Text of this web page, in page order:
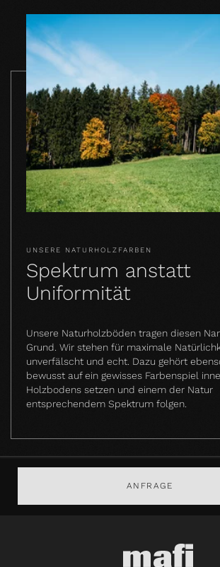
UNSERE NATURHOLZFARBEN
Spektrum anstatt
Uniformität
Unsere Naturholzböden tragen diesen
Grund. Wir stehen für maximale
unverfälscht und echt. Dazu gehört
bewusst auf ein gewisses Farbenspiel
Holzbodens setzen und einem der Natur
entsprechendem Spektrum folgen.
ANFRAGE